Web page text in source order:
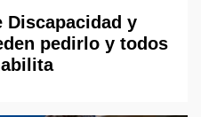
Discapacidad y
pedirlo y todos